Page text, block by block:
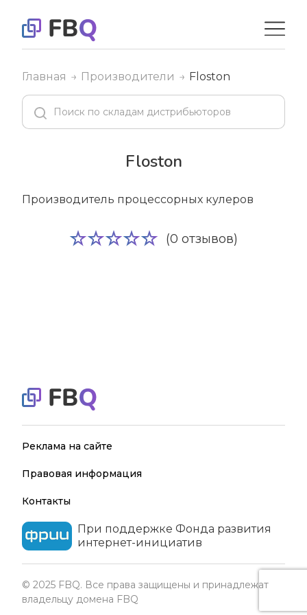
Главная Производители Floston
Floston
Производитель процессорных кулеров
(0 отзывов)
При поддержке Фонда развития
интернет-инициатив
Реклама на сайте
Правовая информация
Контакты
© 2025 FBQ. Все права защищены и принадлежат
владельцу домена FBQ